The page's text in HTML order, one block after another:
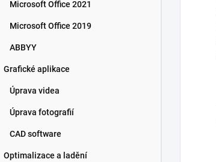
Microsoft Office 2021
Microsoft Office 2019
ABBYY
Grafické aplikace
Úprava videa
Úprava fotografií
CAD software
Optimalizace a ladění